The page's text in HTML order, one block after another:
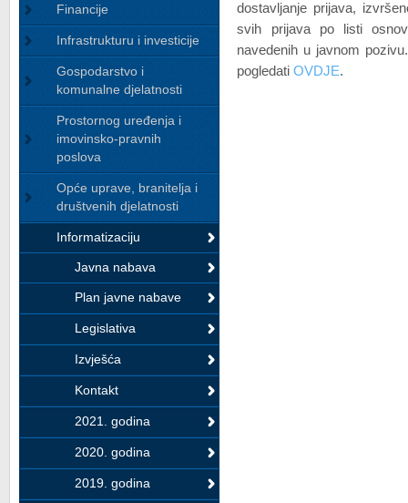
Financije
Infrastrukturu i investicije
Gospodarstvo i
komunalne djelatnosti
Prostornog uređenja i
imovinsko-pravnih
poslova
Opće uprave, branitelja i
društvenih djelatnosti
Informatizaciju
Javna nabava
Plan javne nabave
Legislativa
Izvješća
Kontakt
2021. godina
2020. godina
2019. godina
dostavljanje prijava,
svih prijava po listi
navedenih u javnom
pogledatiOVDJE.